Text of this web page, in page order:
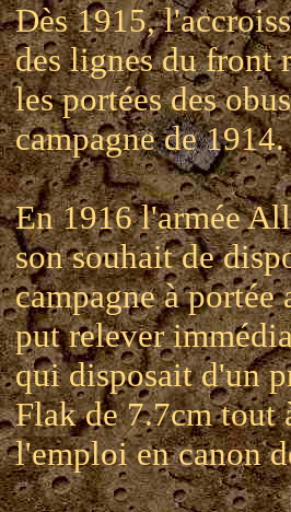
Dès 1915,
des lignes du front
les portées des
campagne de 1914.
En 1916 l'armée
son souhait de
campagne à portée
put relever
qui disposait d'un
Flak de 7.7cm tout
l'emploi en canon